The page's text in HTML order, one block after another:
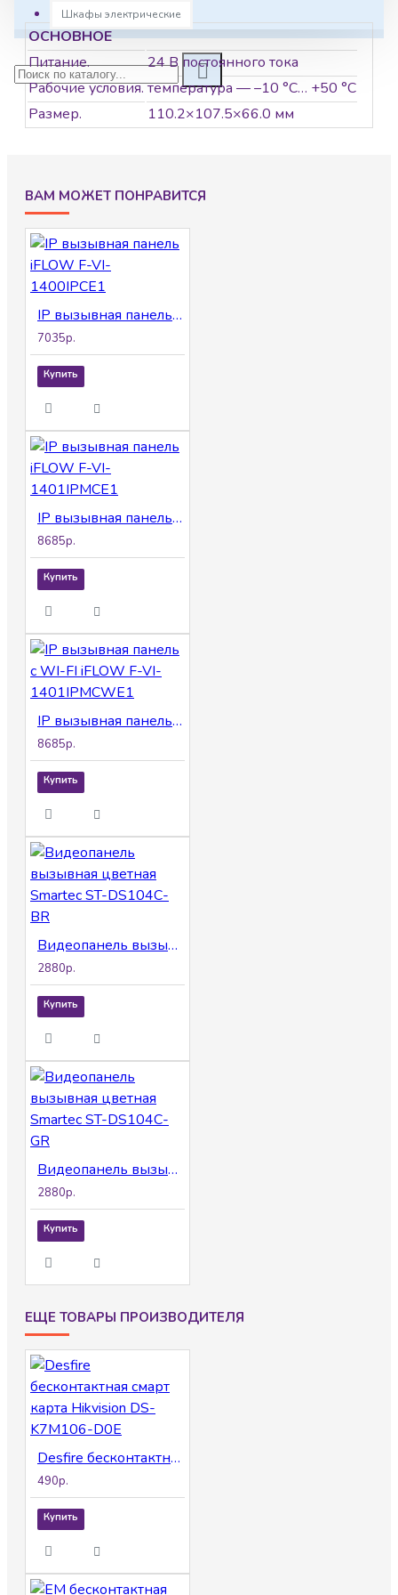
Шкафы электрические
ОСНОВНОЕ
Питание.
24 В постоянного тока
Рабочие условия.температура — –10 °С… +50 °С
Размер.
110.2×107.5×66.0 мм
ВАМ МОЖЕТ ПОНРАВИТСЯ
IP вызывная панель iFLOW F-VI-1400IPCE1
7035р.
Купить
IP вызывная панель iFLOW F-VI-1401IPMCE1
8685р.
Купить
IP вызывная панель с WI-FI iFLOW F-VI-1401IPMCWE1
8685р.
Купить
Видеопанель вызывная цветная Smartec ST-DS104С-BR
2880р.
Купить
Видеопанель вызывная цветная Smartec ST-DS104С-GR
2880р.
Купить
ЕЩЕ ТОВАРЫ ПРОИЗВОДИТЕЛЯ
Desfire бесконтактная смарт карта Hikvision DS-K7M106-D0E
490р.
Купить